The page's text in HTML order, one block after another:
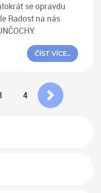
se opravdu
Radost na nás
ČÍST VÍCE..
4